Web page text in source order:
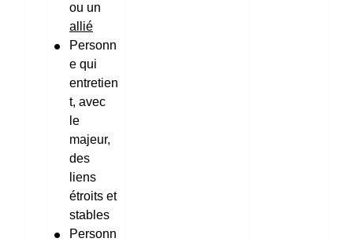
ou un
allié
Personn
e qui
entretien
t, avec
le
majeur,
des
liens
étroits et
stables
Personn